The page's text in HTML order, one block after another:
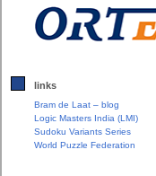
links
Bram de Laat – blog
Logic Masters India (LMI)
Sudoku Variants Series
World Puzzle Federation